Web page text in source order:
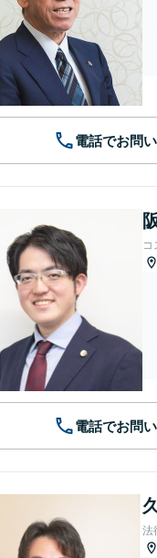
電話でお問
コ
電話でお問
法